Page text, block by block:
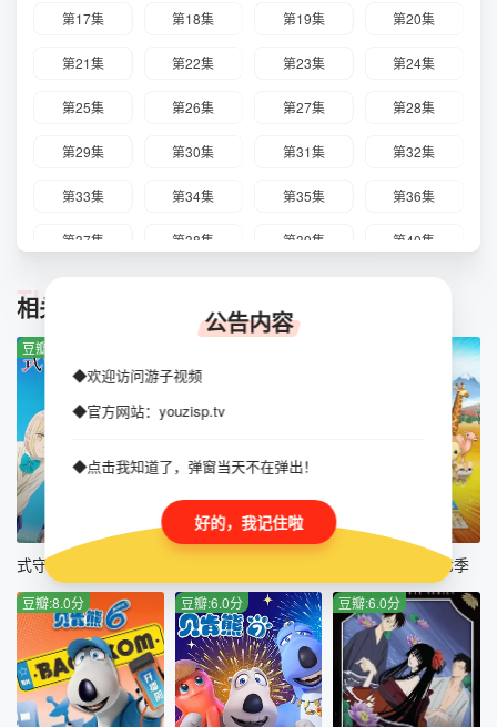
第17集 第18集 第19集 第20集
第21集 第22集 第23集 第24集
第25集 第26集 第27集 第28集
第29集 第30集 第31集 第32集
第33集 第34集 第35集 第36集
第37集 第38集 第39集 第40集
第46集 第47集
第49集 第50集
相关推荐
TUIJIAN
豆瓣:5.0分
全12集
海底小纵队第七季
豆瓣:8.0分 豆瓣:6.0分 豆瓣:6.0分
公告内容
◆欢迎访问游子视频
◆官方网站：youzisp.tv
◆点击我知道了，弹窗当天不在弹出！
好的，我记住啦